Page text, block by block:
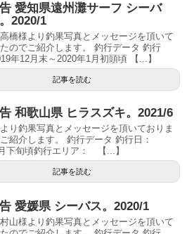
愛知県遠州灘サーフ シーバ
2020/1
橋様より釣果写真とメッセージを頂いて
のでご紹介します。 釣行データ 釣行
年12月末～2020年1月初頭頃 【...】
記事を読む
和歌山県 ヒラスズキ。2021/6
り釣果写真とメッセージを頂いておりま
紹介します。 釣行データ 釣行日：
下旬頃釣行エリア： 【...】
記事を読む
愛媛県 シーバス。2020/1
山様より釣果写真とメッセージを頂いて